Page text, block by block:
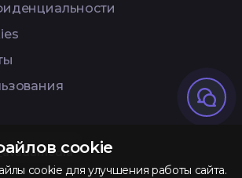
cookie
cookie для улучшения работы сайта.